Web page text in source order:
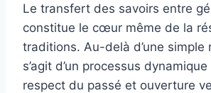
Le transfert des savoirs entre
constitue le cœur même de la
traditions. Au-delà d’une simple
s’agit d’un processus
respect du passé et ouverture